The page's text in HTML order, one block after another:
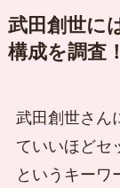
武田創世に
構成を調査！
武田創世さん
ていいほどセ
というキーワ